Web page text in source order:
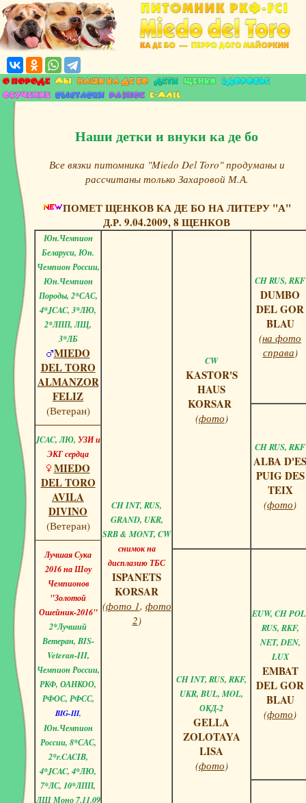
Наши детки и внуки ка де бо
Все вязки питомника "Miedo Del Toro" продуманы и
рассчитаны только Захаровой М.А.
ПОМЕТ ЩЕНКОВ КА ДЕ БО НА ЛИТЕРУ "А"
Д.Р. 9.04.2009, 8 ЩЕНКОВ
Юн.Чемпион
Беларуси, Юн.
Чемпион России,
Юн.Чемпион
Породы, 2*САС,
4*JCAC, 3*ЛЮ,
2*ЛПП, ЛЩ,
3*ЛБ
MIEDO
DEL TORO
ALMANZOR
FELIZ
(Ветеран)
JCAC, ЛЮ, УЗИ и
ЭКГ сердца
MIEDO
DEL TORO
AVILA
DIVINO
(Ветеран)
Лучшая Сука
2016 на Шоу
Чемпионов
"Золотой
Ошейник-2016"
2*Лучший
Ветеран, BIS-
Veteran-III,
Чемпион России,
РКФ, ОАНКОО,
РФОС, РФСС,
BIG-III,
Юн.Чемпион
России, 8*САС,
2*r.CACIB,
4*JCAC, 4*ЛЮ,
7*ЛС, 10*ЛПП,
ЛЩ Моно 7.11.09
CH INT, RUS,
GRAND, UKR,
SRB & MONT, CW
снимок на
дисплазию ТБС
ISPANETS
KORSAR
(фото 1, фото
2)
CW
KASTOR'S
HAUS
KORSAR
(фото)
CH RUS, RKF
DUMBO
DEL GOR
BLAU
(на фото
справа)
CH RUS, RKF
ALBA D'ES
PUIG DES
TEIX
(фото)
CH INT, RUS, RKF,
UKR, BUL, MOL,
ОКД-2
GELLA
ZOLOTAYA
LISA
(фото)
EUW, CH
RUS, RKF,
NET, DEN,
LUX
EMBAT
DEL GOR
BLAU
(фото)